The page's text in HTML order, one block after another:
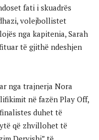
fati i skuadrës
volejbollistet
nga kapitenia, Sarah
të gjithë ndeshjen
nga trajnerja Nora
në fazën Play Off,
duhet të
që zhvillohet të